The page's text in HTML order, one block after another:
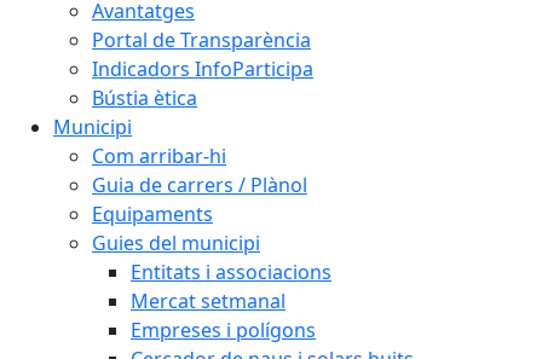
Avantatges
Portal de Transparència
Indicadors InfoParticipa
Bústia ètica
Municipi
Com arribar-hi
Guia de carrers / Plànol
Equipaments
Guies del municipi
Entitats i associacions
Mercat setmanal
Empreses i polígons